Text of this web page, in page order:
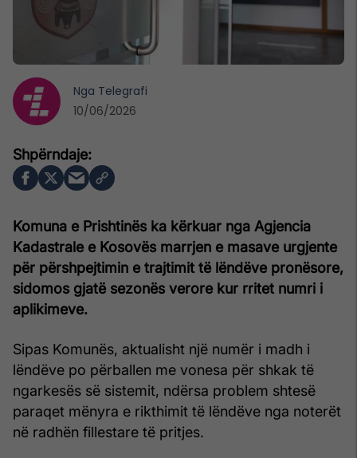
Komuna e Prishtinës ka kërkuar nga Agjencia
Kadastrale e Kosovës marrjen e masave urgjente
për përshpejtimin e trajtimit të lëndëve pronësore,
sidomos gjatë sezonës verore kur rritet numri i
aplikimeve.
Sipas Komunës, aktualisht një numër i madh i
lëndëve po përballen me vonesa për shkak të
ngarkesës së sistemit, ndërsa problem shtesë
paraqet mënyra e rikthimit të lëndëve nga noterët
në radhën fillestare të pritjes.
Nga Telegrafi
10/06/2026